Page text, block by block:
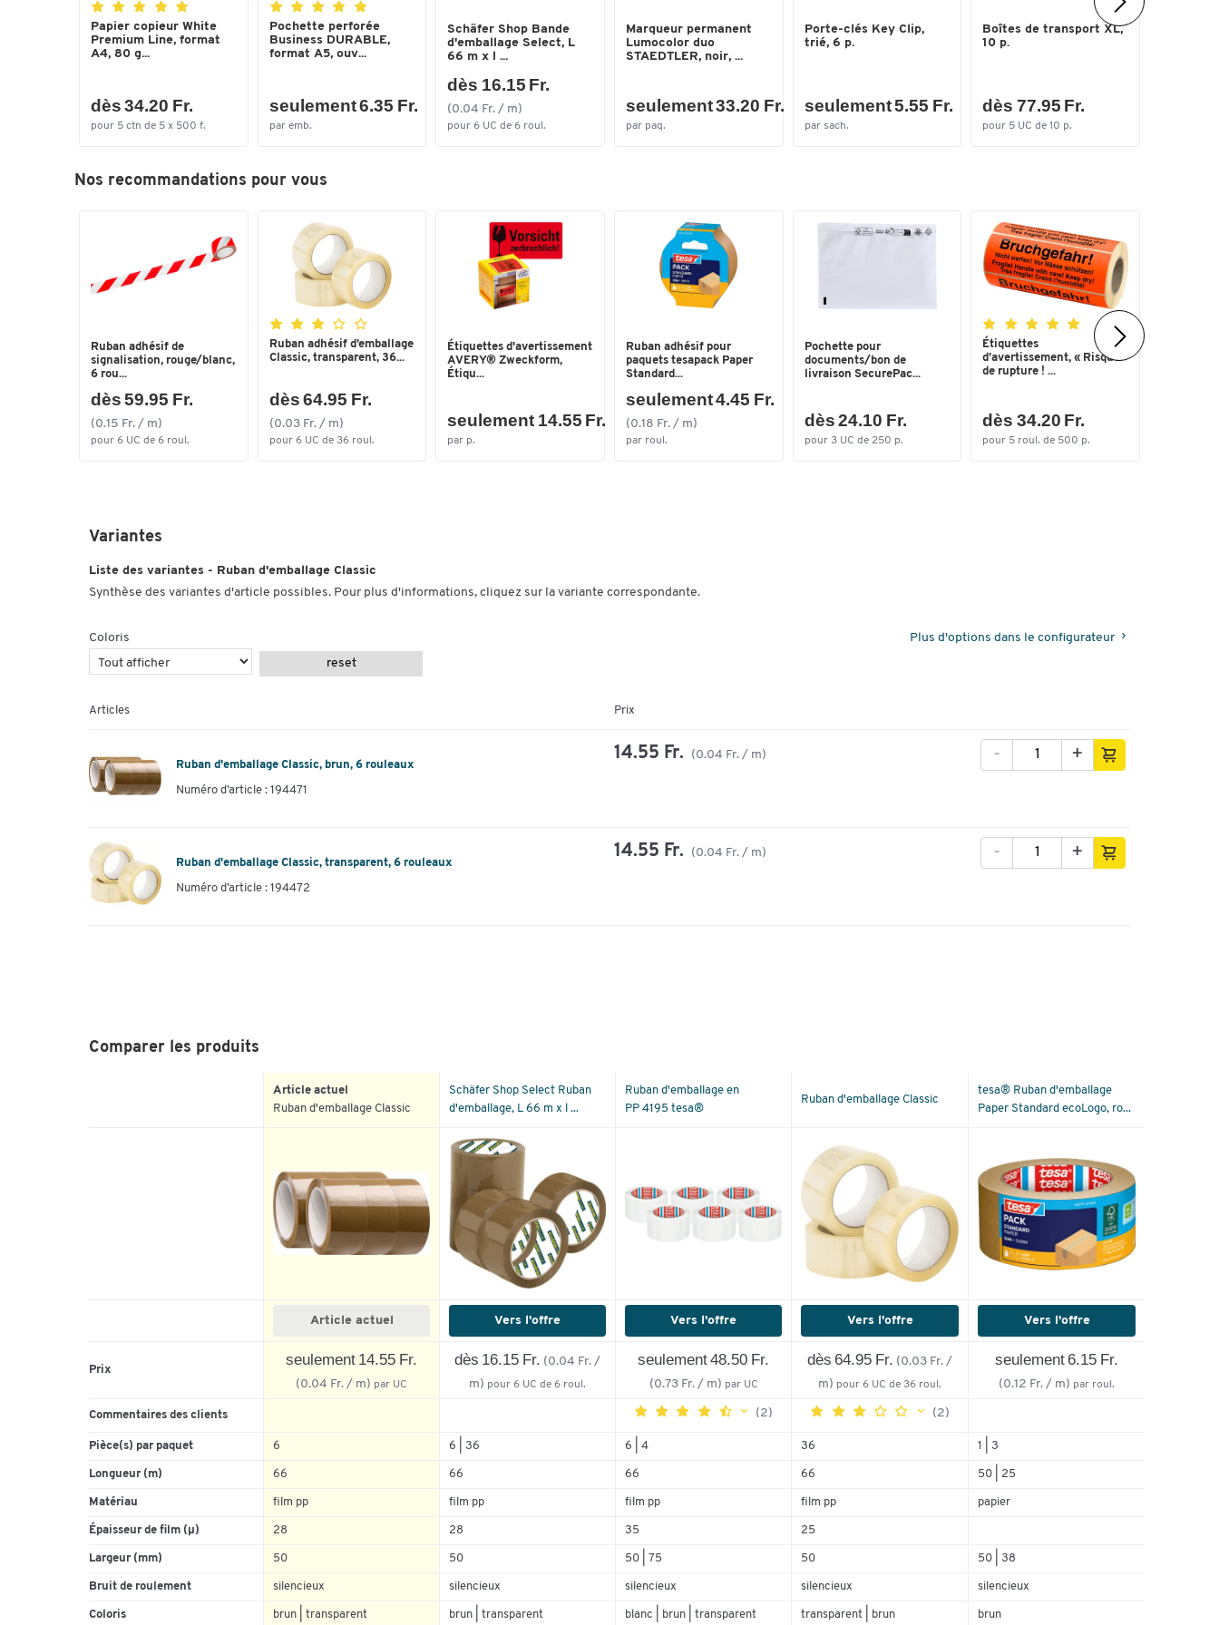
Papier copieur White
Premium Line, format
A4, 80 g...
dès 34.20 Fr.
pour 5 ctn de 5 x 500 f.
Pochette perforée
Business DURABLE,
format A5, ouv...
seulement 6.35 Fr.
par emb.
Schäfer Shop Bande
d'emballage Select, L
66 m x l ...
dès 16.15 Fr.
(0.04 Fr. / m)
pour 6 UC de 6 roul.
Marqueur permanent
Lumocolor duo
STAEDTLER, noir, ...
seulement 33.20 Fr.
par paq.
Porte-clés Key Clip,
trié, 6 p.
seulement 5.55 Fr.
par sach.
Boîtes de transport XL,
10 p.
dès 77.95 Fr.
pour 5 UC de 10 p.
Nos recommandations pour vous
Ruban adhésif de
signalisation, rouge/blanc,
6 rou...
dès 59.95 Fr.
(0.15 Fr. / m)
pour 6 UC de 6 roul.
Ruban adhésif d’emballage
Classic, transparent, 36...
dès 64.95 Fr.
(0.03 Fr. / m)
pour 6 UC de 36 roul.
Étiquettes d'avertissement
AVERY® Zweckform,
Étiqu...
seulement 14.55 Fr.
par p.
Ruban adhésif pour
paquets tesapack Paper
Standard...
seulement 4.45 Fr.
(0.18 Fr. / m)
par roul.
Pochette pour
documents/bon de
livraison SecurePac...
dès 24.10 Fr.
pour 3 UC de 250 p.
Étiquettes
d’avertissement, « Risque
de rupture ! ...
dès 34.20 Fr.
pour 5 roul. de 500 p.
Variantes
Liste des variantes - Ruban d'emballage Classic
Synthèse des variantes d'article possibles. Pour plus d'informations, cliquez sur la variante correspondante.
Coloris
reset
Plus d'options dans le configurateur
Articles Prix
Ruban d'emballage Classic, brun, 6 rouleaux
Numéro d’article : 194471
14.55 Fr. (0.04 Fr. / m) +
-
Ruban d'emballage Classic, transparent, 6 rouleaux
Numéro d’article : 194472
14.55 Fr. (0.04 Fr. / m) +
-
Comparer les produits
Article actuel
Ruban d'emballage Classic
Schäfer Shop Select Ruban
d'emballage, L 66 m x l ...
Ruban d'emballage en
PP 4195 tesa®
Ruban d'emballage Classic
tesa® Ruban d'emballage
Paper Standard ecoLogo, ro...
Article actuel Vers l'offre Vers l'offre Vers l'offre Vers l'offre
Prix
seulement 14.55 Fr.
(0.04 Fr. / m) par UC
dès 16.15 Fr. (0.04 Fr. /
m) pour 6 UC de 6 roul.
seulement 48.50 Fr.
(0.73 Fr. / m) par UC
dès 64.95 Fr. (0.03 Fr. /
m) pour 6 UC de 36 roul.
seulement 6.15 Fr.
(0.12 Fr. / m) par roul.
Commentaires des clients (2) (2)
Pièce(s) par paquet 6 6 | 36 6 | 4 36 1 | 3
Longueur (m) 66 66 66 66 50 | 25
Matériau film pp film pp film pp film pp papier
Épaisseur de film (µ) 28 28 35 25
Largeur (mm) 50 50 50 | 75 50 50 | 38
Bruit de roulement silencieux silencieux silencieux silencieux silencieux
Coloris brun | transparent brun | transparent blanc | brun | transparent transparent | brun brun